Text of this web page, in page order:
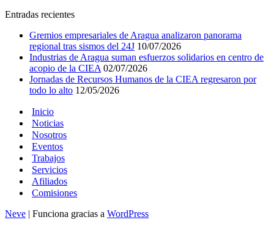
Entradas recientes
Gremios empresariales de Aragua analizaron panorama
regional tras sismos del 24J 10/07/2026
Industrias de Aragua suman esfuerzos solidarios en centro de
acopio de la CIEA 02/07/2026
Jornadas de Recursos Humanos de la CIEA regresaron por
todo lo alto 12/05/2026
Inicio
Noticias
Nosotros
Eventos
Trabajos
Servicios
Afiliados
Comisiones
Neve | Funciona gracias a WordPress